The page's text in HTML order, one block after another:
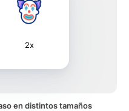
2x
en distintos tamaños